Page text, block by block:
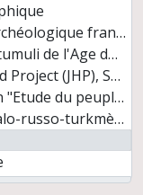
Emirats arabes unis) et travaux postérieurs
Jidr, Bahreïn (novembre 1979)
Sultanat d'Oman
et protohistorique du Yémen"
delta de la Murghab (Turkménistan)
du Kopet Dagh, Turkménistan (mai 1996)